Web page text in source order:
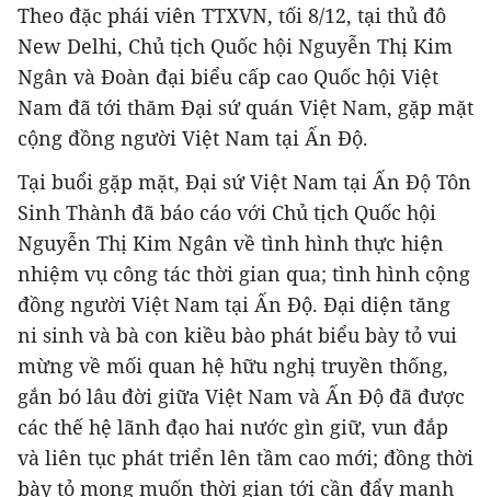
Theo đặc phái viên TTXVN, tối 8/12, tại thủ đô
New Delhi, Chủ tịch Quốc hội Nguyễn Thị Kim
Ngân và Đoàn đại biểu cấp cao Quốc hội Việt
Nam đã tới thăm Đại sứ quán Việt Nam, gặp mặt
cộng đồng người Việt Nam tại Ấn Độ.
Tại buổi gặp mặt, Đại sứ Việt Nam tại Ấn Độ Tôn
Sinh Thành đã báo cáo với Chủ tịch Quốc hội
Nguyễn Thị Kim Ngân về tình hình thực hiện
nhiệm vụ công tác thời gian qua; tình hình cộng
đồng người Việt Nam tại Ấn Độ. Đại diện tăng
ni sinh và bà con kiều bào phát biểu bày tỏ vui
mừng về mối quan hệ hữu nghị truyền thống,
gắn bó lâu đời giữa Việt Nam và Ấn Độ đã được
các thế hệ lãnh đạo hai nước gìn giữ, vun đắp
và liên tục phát triển lên tầm cao mới; đồng thời
bày tỏ mong muốn thời gian tới cần đẩy mạnh